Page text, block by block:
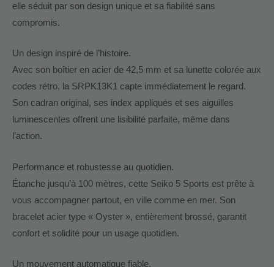
elle séduit par son design unique et sa fiabilité sans
compromis.
Un design inspiré de l’histoire.
Avec son boîtier en acier de 42,5 mm et sa lunette colorée aux
codes rétro, la SRPK13K1 capte immédiatement le regard.
Son cadran original, ses index appliqués et ses aiguilles
luminescentes offrent une lisibilité parfaite, même dans
l’action.
Performance et robustesse au quotidien.
Étanche jusqu’à 100 mètres, cette Seiko 5 Sports est prête à
vous accompagner partout, en ville comme en mer. Son
bracelet acier type « Oyster », entièrement brossé, garantit
confort et solidité pour un usage quotidien.
Un mouvement automatique fiable.